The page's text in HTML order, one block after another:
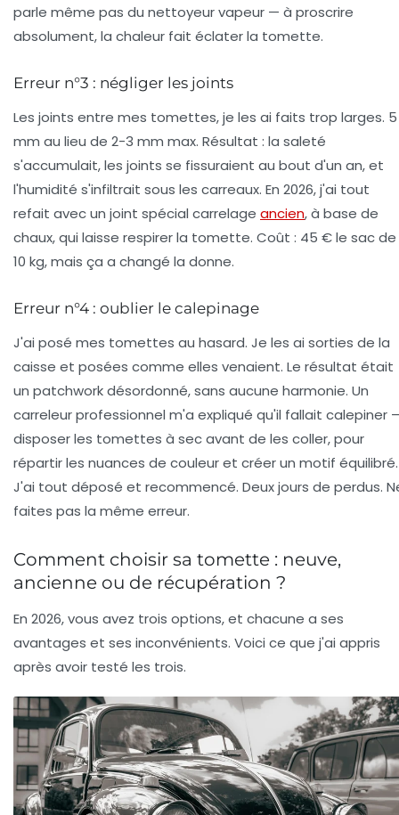
parle même pas du nettoyeur vapeur — à proscrire
absolument, la chaleur fait éclater la tomette.
Erreur n°3 : négliger les joints
Les joints entre mes tomettes, je les ai faits trop larges. 5
mm au lieu de 2-3 mm max. Résultat : la saleté
s'accumulait, les joints se fissuraient au bout d'un an, et
l'humidité s'infiltrait sous les carreaux. En 2026, j'ai tout
refait avec un joint spécial carrelage ancien, à base de
chaux, qui laisse respirer la tomette. Coût : 45 € le sac de
10 kg, mais ça a changé la donne.
Erreur n°4 : oublier le calepinage
J'ai posé mes tomettes au hasard. Je les ai sorties de la
caisse et posées comme elles venaient. Le résultat était
un patchwork désordonné, sans aucune harmonie. Un
carreleur professionnel m'a expliqué qu'il fallait calepiner
disposer les tomettes à sec avant de les coller, pour
répartir les nuances de couleur et créer un motif équilibré.
J'ai tout déposé et recommencé. Deux jours de perdus.
faites pas la même erreur.
Comment choisir sa tomette : neuve,
ancienne ou de récupération ?
En 2026, vous avez trois options, et chacune a ses
avantages et ses inconvénients. Voici ce que j'ai appris
après avoir testé les trois.